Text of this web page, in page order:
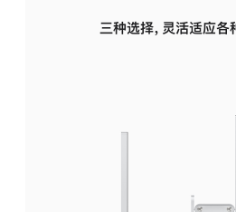
三种选择，灵活适应各